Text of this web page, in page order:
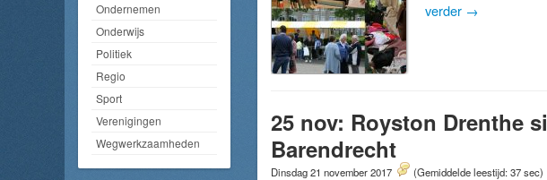
Ondernemen
Onderwijs
Politiek
Regio
Sport
Verenigingen
Wegwerkzaamheden
verder →
25 nov: Royston Drenthe
Barendrecht
Dinsdag 21 november 2017 (Gemiddelde leestijd: 37 sec)